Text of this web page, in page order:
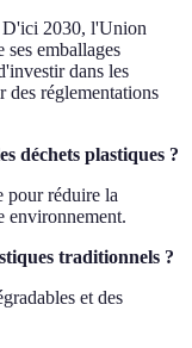
D'ici 2030, l'Union
emballages
dans les
des réglementations
déchets plastiques ?
pour réduire la
environnement.
traditionnels ?
et des